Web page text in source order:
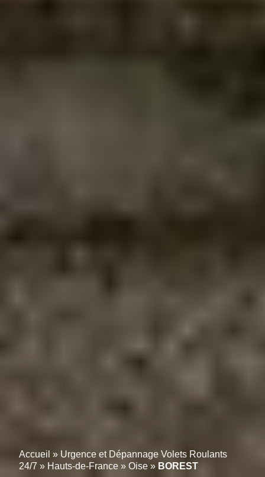
Accueil » Urgence et Dépannage Volets Roulants
24/7 » Hauts-de-France » Oise » BOREST